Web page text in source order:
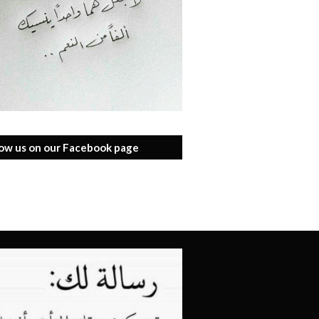
us on our Facebook page